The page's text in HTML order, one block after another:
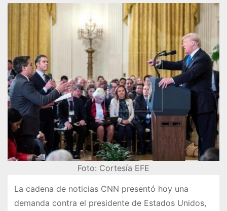
Foto: Cortesía EFE
La cadena de noticias CNN presentó hoy una
demanda contra el presidente de Estados Unidos,